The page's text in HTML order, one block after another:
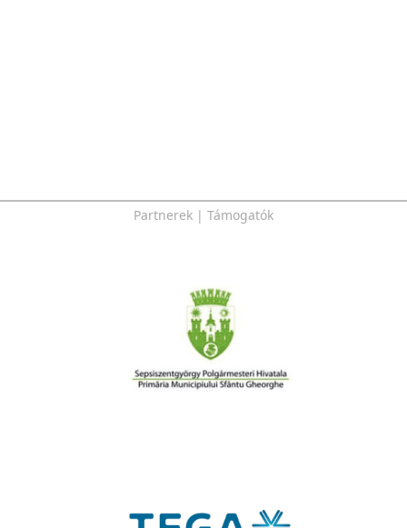
Partnerek | Támogatók